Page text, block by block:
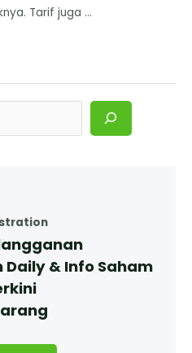
Tarif juga …
& Info Saham